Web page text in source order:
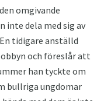
omgivande
inte dela med sig av
tidigare anställd
och föreslår att
han tyckte om
bullriga ungdomar